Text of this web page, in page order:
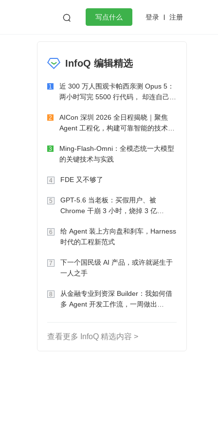
 写点什么 登录 注册
微服务架构 flutter
InfoQ 编辑精选
1
近 300 万人围观卡帕西亲测 Opus 5：
两小时写完 5500 行代码， 却连自己写
2
AICon 深圳 2026 全日程揭晓｜聚焦
Agent 工程化，构建可靠智能的技术路
3
Ming-Flash-Omni：全模态统一大模型
的关键技术与实践
4 FDE 又不够了
5
GPT-5.6 当老板：买假用户、被
Chrome 干崩 3 小时，烧掉 3 亿
6
给 Agent 装上方向盘和刹车，Harness
时代的工程新范式
7
下一个国民级 AI 产品，或许就诞生于
一人之手
8
从金融专业到资深 Builder：我如何借
多 Agent 开发工作流，一周做出
查看更多 InfoQ 精选内容 >